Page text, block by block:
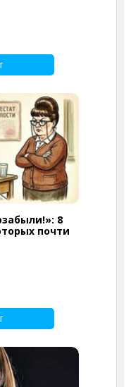
8
почти